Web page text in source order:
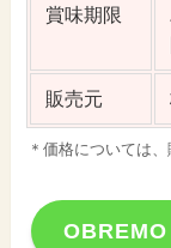
賞味期限
販売元
＊価格については
OBREMO